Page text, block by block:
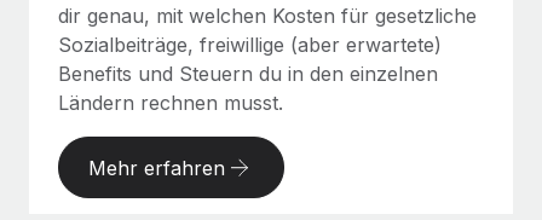
dir genau, mit welchen Kosten für gesetzliche
Sozialbeiträge, freiwillige (aber erwartete)
Benefits und Steuern du in den einzelnen
Ländern rechnen musst.
Mehr erfahren